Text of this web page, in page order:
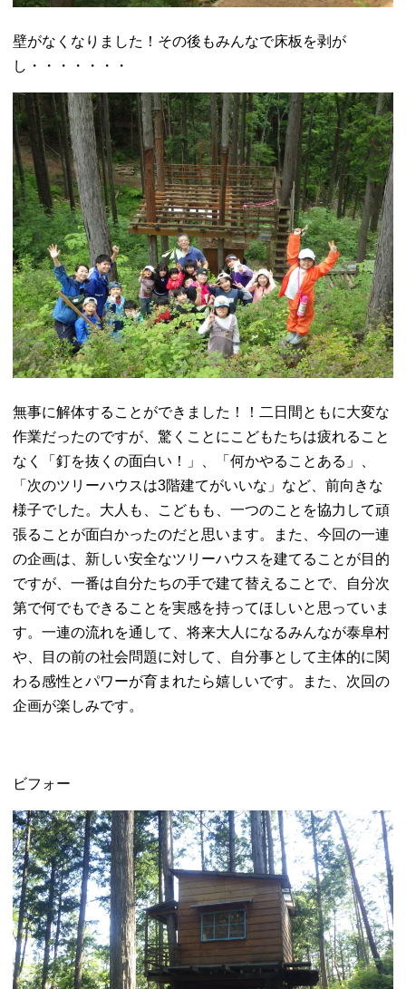
壁がなくなりました！その後もみんなで床板を剥が
し・・・・・・・
無事に解体することができました！！二日間ともに大変な
作業だったのですが、驚くことにこどもたちは疲れること
なく「釘を抜くの面白い！」、「何かやることある」、
「次のツリーハウスは3階建てがいいな」など、前向きな
様子でした。大人も、こどもも、一つのことを協力して頑
張ることが面白かったのだと思います。また、今回の一連
の企画は、新しい安全なツリーハウスを建てることが目的
ですが、一番は自分たちの手で建て替えることで、自分次
第で何でもできることを実感を持ってほしいと思っていま
す。一連の流れを通して、将来大人になるみんなが泰阜村
や、目の前の社会問題に対して、自分事として主体的に関
わる感性とパワーが育まれたら嬉しいです。また、次回の
企画が楽しみです。
ビフォー